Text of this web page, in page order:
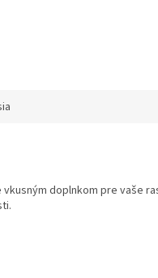
doplnkom pre vaše